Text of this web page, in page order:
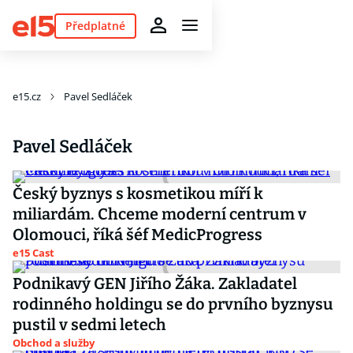
Předplatné
e15.cz Pavel Sedláček
Pavel Sedláček
Český byznys s kosmetikou míří k
miliardám. Chceme moderní centrum v
Olomouci, říká šéf MedicProgress
e15 Cast
Podnikavý GEN Jiřího Žáka. Zakladatel
rodinného holdingu se do prvního byznysu
pustil v sedmi letech
Obchod a služby